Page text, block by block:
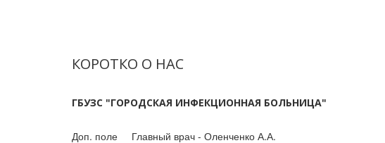
КОРОТКО О НАС
ГБУЗС "ГОРОДСКАЯ ИНФЕКЦИОННАЯ БОЛЬНИЦА"
Доп. поле
Главный врач - Оленченко А.А.